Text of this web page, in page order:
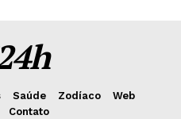
Saúde Zodíaco
Web
Contato